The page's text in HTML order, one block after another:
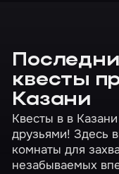
квесты
Казани
Квесты в в
друзьями! Здесь
комнаты для
незабываемых